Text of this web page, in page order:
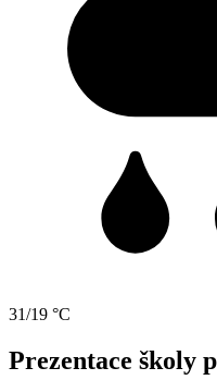
31/19 °C
Prezentace školy